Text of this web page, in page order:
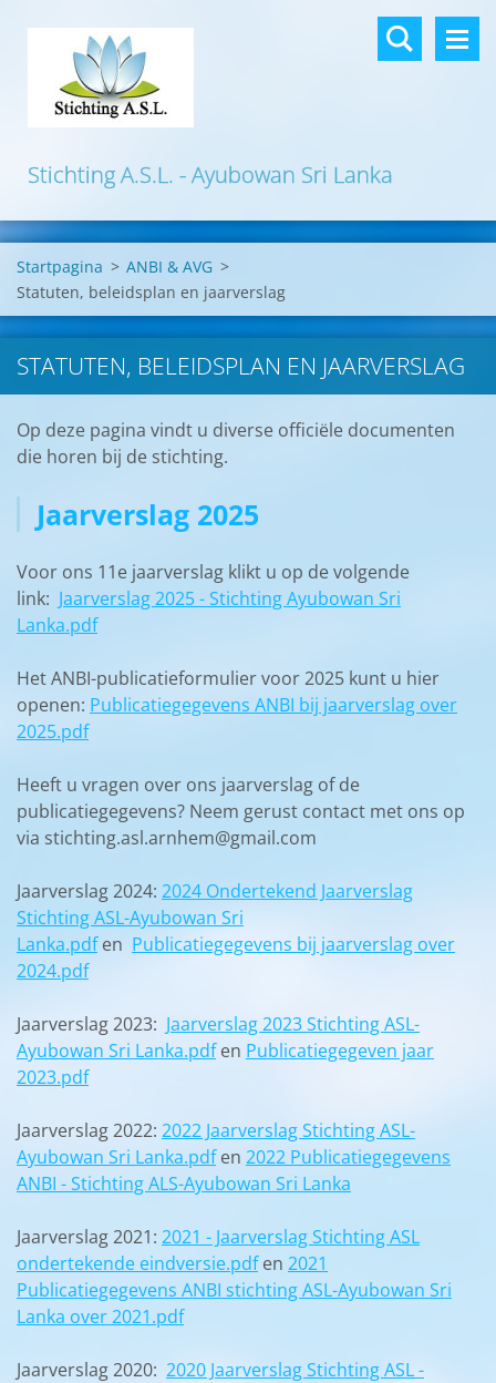
Stichting A.S.L. - Ayubowan Sri Lanka
Startpagina > ANBI & AVG >
Statuten, beleidsplan en jaarverslag
STATUTEN, BELEIDSPLAN EN JAARVERSLAG
Op deze pagina vindt u diverse officiële documenten
die horen bij de stichting.
Jaarverslag 2025
Voor ons 11e jaarverslag klikt u op de volgende
link: Jaarverslag 2025 - Stichting Ayubowan Sri
Lanka.pdf
Het ANBI-publicatieformulier voor 2025 kunt u hier
openen: Publicatiegegevens ANBI bij jaarverslag over
2025.pdf
Heeft u vragen over ons jaarverslag of de
publicatiegegevens? Neem gerust contact met ons op
via stichting.asl.arnhem@gmail.com
Jaarverslag 2024: 2024 Ondertekend Jaarverslag
Stichting ASL-Ayubowan Sri
Lanka.pdfen Publicatiegegevens bij jaarverslag over
2024.pdf
Jaarverslag 2023: Jaarverslag 2023 Stichting ASL-
Ayubowan Sri Lanka.pdfen Publicatiegegeven jaar
2023.pdf
Jaarverslag 2022: 2022 Jaarverslag Stichting ASL-
Ayubowan Sri Lanka.pdfen 2022 Publicatiegegevens
ANBI - Stichting ALS-Ayubowan Sri Lanka
Jaarverslag 2021: 2021 - Jaarverslag Stichting ASL
ondertekende eindversie.pdfen 2021
Publicatiegegevens ANBI stichting ASL-Ayubowan Sri
Lanka over 2021.pdf
Jaarverslag 2020: 2020 Jaarverslag Stichting ASL -